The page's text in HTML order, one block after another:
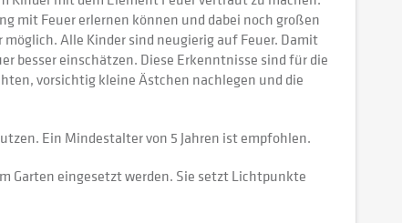
mit Feuer erlernen können und dabei noch großen
Alle Kinder sind neugierig auf Feuer. Damit
besser einschätzen. Diese Erkenntnisse sind für die
vorsichtig kleine Ästchen nachlegen und die
Ein Mindestalter von 5 Jahren ist empfohlen.
Garten eingesetzt werden. Sie setzt Lichtpunkte